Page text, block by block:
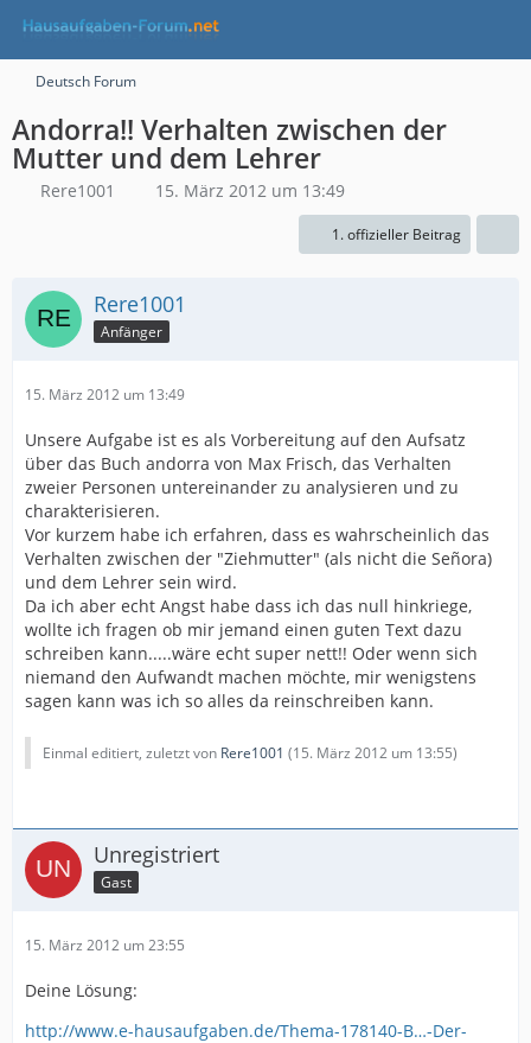
Deutsch Forum
Andorra!! Verhalten zwischen der
Mutter und dem Lehrer
Rere1001 15. März 2012 um 13:49
1. offizieller Beitrag
Rere1001
Anfänger
15. März 2012 um 13:49
Unsere Aufgabe ist es als Vorbereitung auf den Aufsatz
über das Buch andorra von Max Frisch, das Verhalten
zweier Personen untereinander zu analysieren und zu
charakterisieren.
Vor kurzem habe ich erfahren, dass es wahrscheinlich das
Verhalten zwischen der "Ziehmutter" (als nicht die Señora)
und dem Lehrer sein wird.
Da ich aber echt Angst habe dass ich das null hinkriege,
wollte ich fragen ob mir jemand einen guten Text dazu
schreiben kann.....wäre echt super nett!! Oder wenn sich
niemand den Aufwandt machen möchte, mir wenigstens
sagen kann was ich so alles da reinschreiben kann.
Einmal editiert, zuletzt von Rere1001 (15. März 2012 um 13:55)
Unregistriert
Gast
15. März 2012 um 23:55
Deine Lösung:
http://www.e-hausaufgaben.de/Thema-178140-B…-Der-